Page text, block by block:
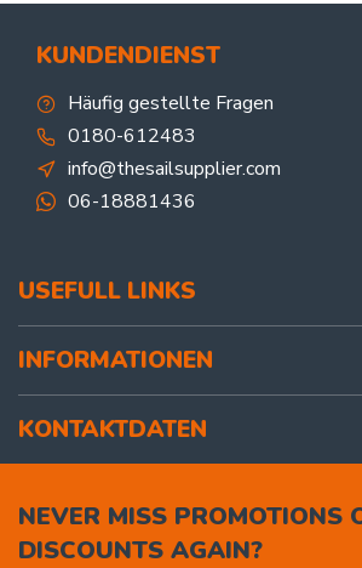
KUNDENDIENST
Häufig gestellte Fragen
0180-612483
info@thesailsupplier.com
06-18881436
USEFULL LINKS
INFORMATIONEN
KONTAKTDATEN
NEVER MISS PROMOTIONS
DISCOUNTS AGAIN?